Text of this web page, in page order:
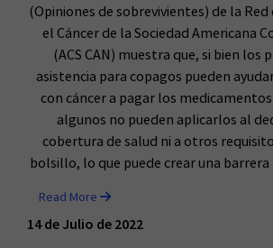
(Opiniones de sobrevivientes) de la
el Cáncer de la Sociedad Americana
(ACS CAN) muestra que, si bien los
asistencia para copagos pueden
con cáncer a pagar los
algunos no pueden aplicarlos al
cobertura de salud ni a otros
bolsillo, lo que puede crear una
Read More
14 de Julio de 2022